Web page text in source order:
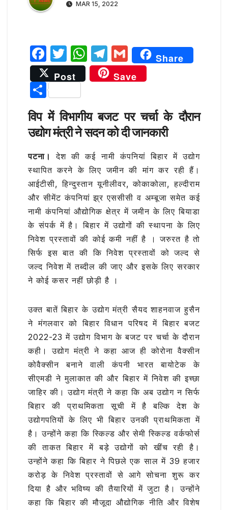
MAR 15, 2022
F
a
c
e
b
o
o
k
T
w
it
te
r
W
h
at
A
p
p
T
el
e
ra
m
G
m
ai
Share
Post
Save
S
h
ar
e
विप में विभागीय बजट पर चर्चा के दौरान
उद्योग मंत्री ने सदन को दी जानकारी
पटना।
देश की कई नामी कंपनियां बिहार में उद्योग
स्थापित करने के लिए जमीन की मांग कर रही हैं।
आईटीसी, हिन्दुस्तान यूनीलीवर, कोकाकोला, हल्दीराम
और सीमेंट कंपनियां झ्र एससीसी व अम्बूजा समेत कई
नामी कंपनियां औद्योगिक क्षेत्र में जमीन के लिए बियाडा
के संपर्क में है। बिहार में उद्योगों की स्थापना के लिए
निवेश प्रस्तावों की कोई कमी नहीं है । जरुरत है तो
सिर्फ इस बात की कि निवेश प्रस्तावों को जल्द से
जल्द निवेश में तब्दील की जाए और इसके लिए सरकार
ने कोई कसर नहीं छोड़ी है ।
उक्त बातें बिहार के उद्योग मंत्री सैयद शाहनवाज हुसैन
ने मंगलवार को बिहार विधान परिषद में बिहार बजट
2022-23 में उद्योग विभाग के बजट पर चर्चा के दौरान
कही। उद्योग मंत्री ने कहा आज ही कोरोना वैक्सीन
कोवैक्सीन बनाने वाली कंपनी भारत बायोटेक के
सीएमडी ने मुलाकात की और बिहार में निवेश की इच्छा
जाहिर की। उद्योग मंत्री ने कहा कि अब उद्योग न सिर्फ
बिहार की प्राथमिकता सूची में है बल्कि देश के
उद्योगपतियों के लिए भी बिहार उनकी प्राथमिकता में
है। उन्होंने कहा कि स्किल्ड और सेमी स्किल्ड वर्कफोर्स
की ताकत बिहार में बड़े उद्योगों को खींच रही है।
उन्होंने कहा कि बिहार ने पिछले एक साल में 39 हजार
करोड़ के निवेश प्रस्तावों से आगे सोचना शुरू कर
दिया है और भविष्य की तैयारियों में जुटा है। उन्होंने
कहा कि बिहार की मौजूदा औद्योगिक नीति और विशेष